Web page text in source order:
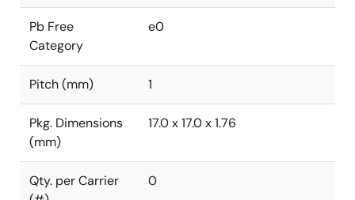
Pb Free
Category
e0
Pitch (mm) 1
Pkg. Dimensions
(mm)
17.0 x 17.0 x 1.76
Qty. per Carrier
0